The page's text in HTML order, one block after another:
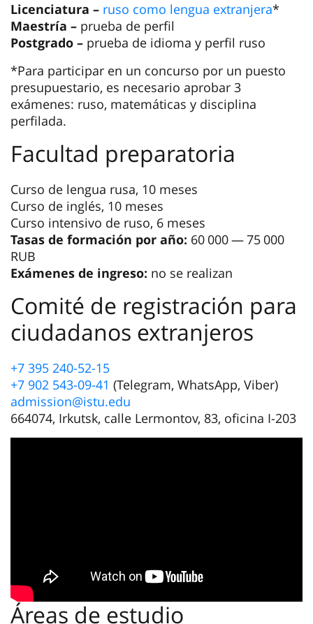
Licenciatura – ruso como lengua extranjera*
Maestría – prueba de perfil
Postgrado – prueba de idioma y perfil ruso
*Para participar en un concurso por un puesto
presupuestario, es necesario aprobar 3
exámenes: ruso, matemáticas y disciplina
perfilada.
Facultad preparatoria
Curso de lengua rusa, 10 meses
Curso de inglés, 10 meses
Curso intensivo de ruso, 6 meses
Tasas de formación por año: 60 000 — 75 000
RUB
Exámenes de ingreso: no se realizan
Comité de registración para
ciudadanos extranjeros
+7 395 240-52-15
+7 902 543-09-41 (Telegram, WhatsApp, Viber)
admission@istu.edu
664074, Irkutsk, calle Lermontov, 83, oficina I-203
Áreas de estudio